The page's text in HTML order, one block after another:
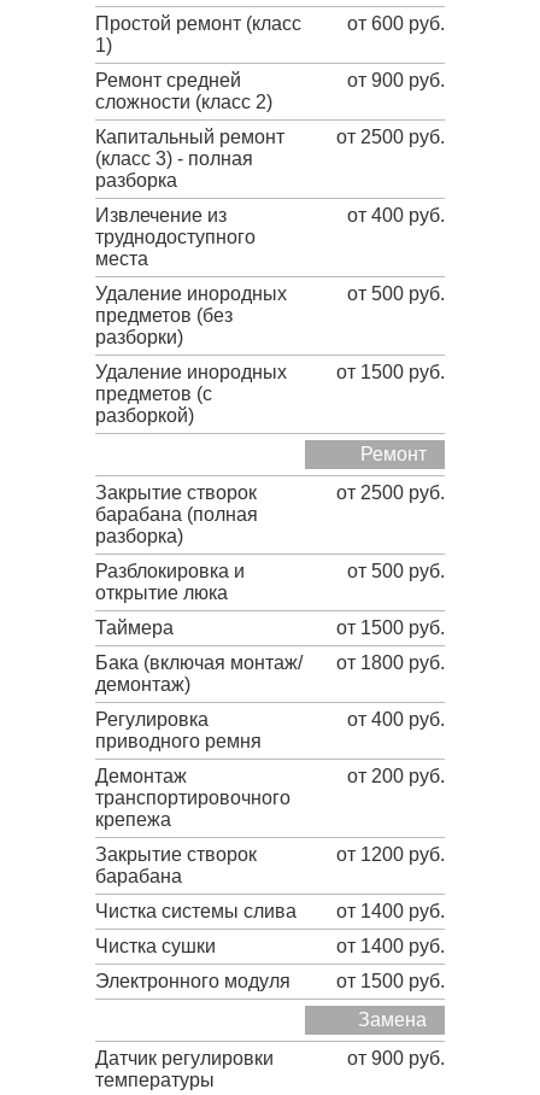
Простой ремонт (класс
1)
от 600 руб.
Ремонт средней
сложности (класс 2)
от 900 руб.
Капитальный ремонт
(класс 3) - полная
разборка
от 2500 руб.
Извлечение из
труднодоступного
места
от 400 руб.
Удаление инородных
предметов (без
разборки)
от 500 руб.
Удаление инородных
предметов (с
разборкой)
от 1500 руб.
Ремонт
Закрытие створок
барабана (полная
разборка)
от 2500 руб.
Разблокировка и
открытие люка
от 500 руб.
Таймера
от 1500 руб.
Бака (включая монтаж/
демонтаж)
от 1800 руб.
Регулировка
приводного ремня
от 400 руб.
Демонтаж
транспортировочного
крепежа
от 200 руб.
Закрытие створок
барабана
от 1200 руб.
Чистка системы слива
от 1400 руб.
Чистка сушки
от 1400 руб.
Электронного модуля
от 1500 руб.
Замена
Датчик регулировки
температуры
от 900 руб.